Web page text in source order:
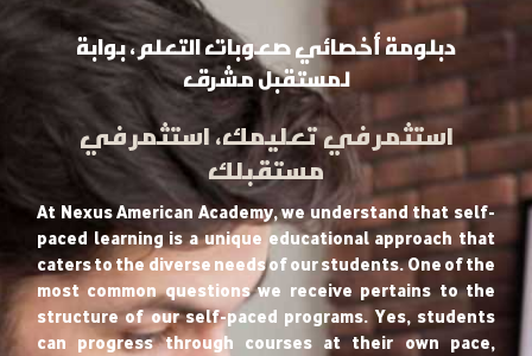
دبلومة أخصائي صعوبات التعلم، بوابة
لمستقبل مشرق
استثمر في تعليمك، استثمر في
مستقبلك
At Nexus American Academy, we understand that self-
paced learning is a unique educational approach that
caters to the diverse needs of our students. One of the
most common questions we receive pertains to the
structure of our self-paced programs. Yes, students
can progress through courses at their own pace,